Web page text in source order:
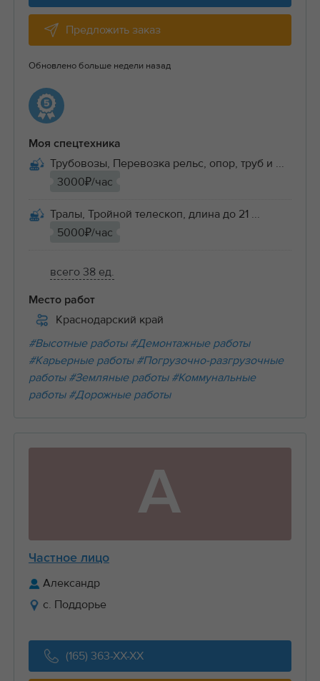
Предложить заказ
Обновлено больше недели назад
Моя спецтехника
Трубовозы, Перевозка рельс, опор, труб и ...
3000₽/час
Тралы, Тройной телескоп, длина до 21 ...
5000₽/час
всего 38 ед.
Место работ
Краснодарский край
#Высотные работы #Демонтажные работы
#Карьерные работы #Погрузочно-разгрузочные
работы #Земляные работы #Коммунальные
работы #Дорожные работы
А
Частное лицо
Александр
с. Поддорье
(165) 363-XX-XX